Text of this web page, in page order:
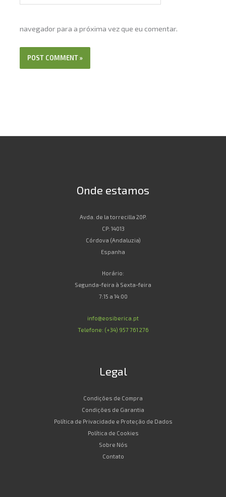
navegador para a próxima vez que eu comentar.
Onde estamos
Avda. de la torrecilla 20P.
CP: 14013
Córdova (Andaluzia)
Espanha
Horário:
Segunda-feira à Sexta-feira
7:15 a 14:00
info@eosiberica.pt
Telefone: (+34) 957 761 276
Legal
Condições de Compra
Condições de Garantia
Política de Privacidade e Proteção de Dados
Política de Cookies
Sobre Nós
Contato